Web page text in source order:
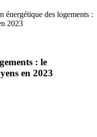
énergétique des logements :
2023
: le
en 2023